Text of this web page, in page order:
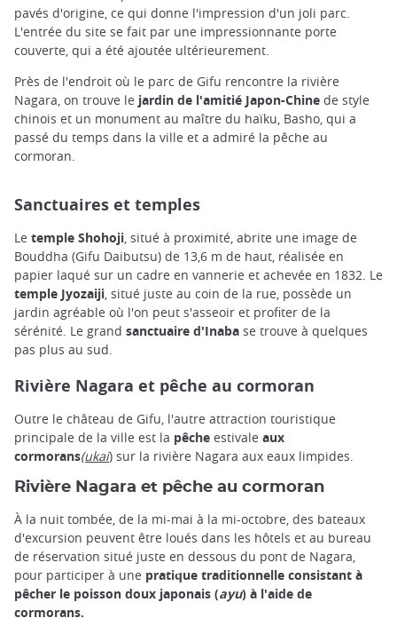
pavés d'origine, ce qui donne l'impression d'un joli parc.
L'entrée du site se fait par une impressionnante porte
couverte, qui a été ajoutée ultérieurement.
Près de l'endroit où le parc de Gifu rencontre la rivière
Nagara, on trouve le jardin de l'amitié Japon-Chine de style
chinois et un monument au maître du haïku, Basho, qui a
passé du temps dans la ville et a admiré la pêche au
cormoran.
Sanctuaires et temples
Le temple Shohoji, situé à proximité, abrite une image de
Bouddha (Gifu Daibutsu) de 13,6 m de haut, réalisée en
papier laqué sur un cadre en vannerie et achevée en 1832. Le
temple Jyozaiji, situé juste au coin de la rue, possède un
jardin agréable où l'on peut s'asseoir et profiter de la
sérénité. Le grand sanctuaire d'Inaba se trouve à quelques
pas plus au sud.
Rivière Nagara et pêche au cormoran
Outre le château de Gifu, l'autre attraction touristique
principale de la ville est la pêche estivale aux
cormorans(ukai) sur la rivière Nagara aux eaux limpides.
Rivière Nagara et pêche au cormoran
À la nuit tombée, de la mi-mai à la mi-octobre, des bateaux
d'excursion peuvent être loués dans les hôtels et au bureau
de réservation situé juste en dessous du pont de Nagara,
pour participer à une pratique traditionnelle consistant à
pêcher le poisson doux japonais (ayu) à l'aide de
cormorans.